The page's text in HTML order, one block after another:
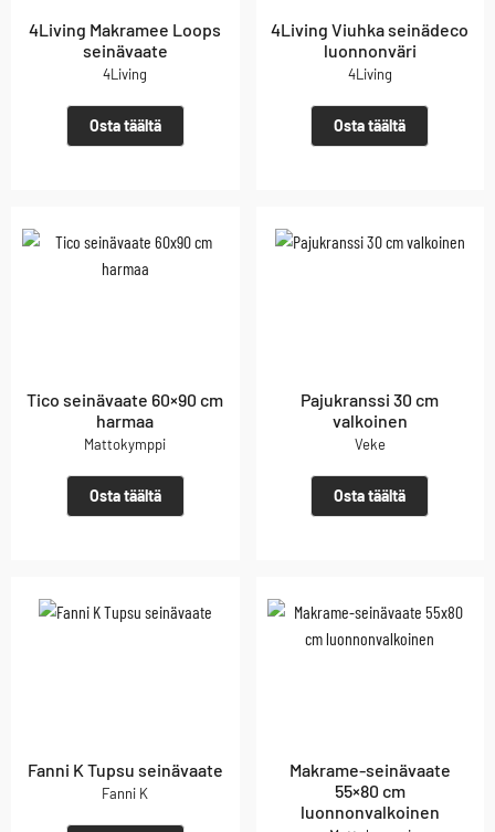
4Living Makramee Loops
seinävaate
4Living
Osta täältä
4Living Viuhka seinädeco
luonnonväri
4Living
Osta täältä
Tico seinävaate 60×90 cm
harmaa
Mattokymppi
Osta täältä
Pajukranssi 30 cm
valkoinen
Veke
Osta täältä
Fanni K Tupsu seinävaate
Fanni K
Makrame-seinävaate
55×80 cm
luonnonvalkoinen